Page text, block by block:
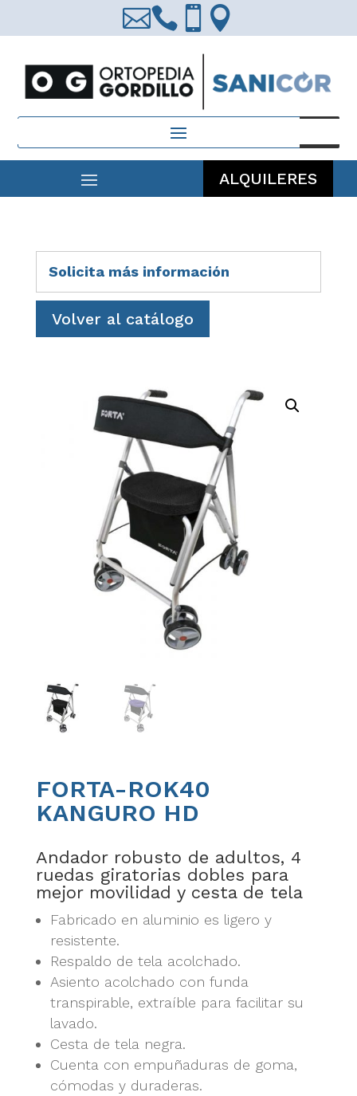
  
Búsqueda
productos
ALQUILERES
Solicita más información
Volver al catálogo
FORTA-ROK40
KANGURO HD
Andador robusto de adultos, 4
ruedas giratorias dobles para
mejor movilidad y cesta de tela
Fabricado en aluminio es ligero y
resistente.
Respaldo de tela acolchado.
Asiento acolchado con funda
transpirable, extraíble para facilitar su
lavado.
Cesta de tela negra.
Cuenta con empuñaduras de goma,
cómodas y duraderas.